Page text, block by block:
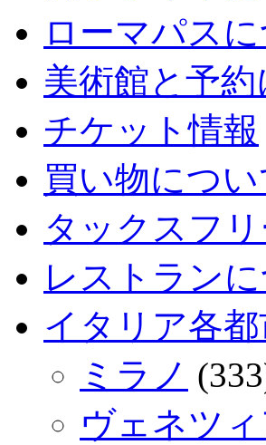
ローマパス
美術館と予
チケット情報
買い物につい
タックスフ
レストラン
イタリア各
ミラノ
ヴェネツィ